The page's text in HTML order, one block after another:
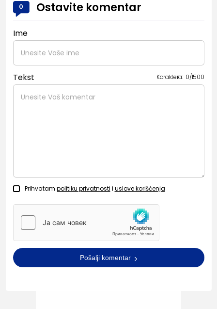
0 Ostavite komentar
Ime
Tekst Karaktera: 0/1500
Prihvatam politiku privatnosti i uslove korišćenja
Pošalji komentar